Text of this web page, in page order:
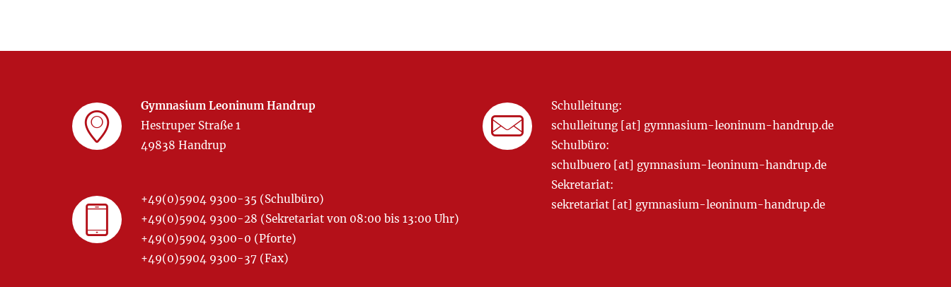
Gymnasium Leoninum Handrup
Hestruper Straße 1
49838 Handrup
+49(0)5904 9300-35 (Schulbüro)
+49(0)5904 9300-28 (Sekretariat von 08:00 bis 13:00 Uhr)
+49(0)5904 9300-0 (Pforte)
+49(0)5904 9300-37 (Fax)
Schulleitung:
schulleitung [at] gymnasium-leoninum-handrup.de
Schulbüro:
schulbuero [at] gymnasium-leoninum-handrup.de
Sekretariat:
sekretariat [at] gymnasium-leoninum-handrup.de